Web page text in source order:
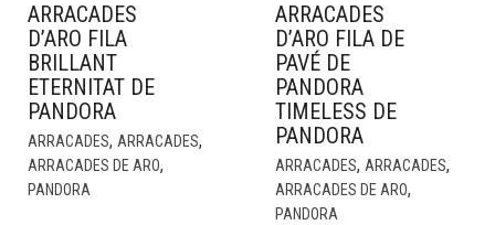
ARRACADES
D’ARO FILA
BRILLANT
ETERNITAT DE
PANDORA
ARRACADES, ARRACADES,
ARRACADES DE ARO,
PANDORA
ARRACADES
D’ARO FILA DE
PAVÉ DE
PANDORA
TIMELESS DE
PANDORA
ARRACADES, ARRACADES,
ARRACADES DE ARO,
PANDORA